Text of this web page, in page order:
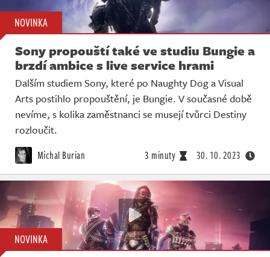
NOVINKA
Sony propouští také ve studiu Bungie a
brzdí ambice s live service hrami
Dalším studiem Sony, které po Naughty Dog a Visual
Arts postihlo propouštění, je Bungie. V současné době
nevíme, s kolika zaměstnanci se musejí tvůrci Destiny
rozloučit.
Michal Burian 3 minuty 30. 10. 2023
NOVINKA